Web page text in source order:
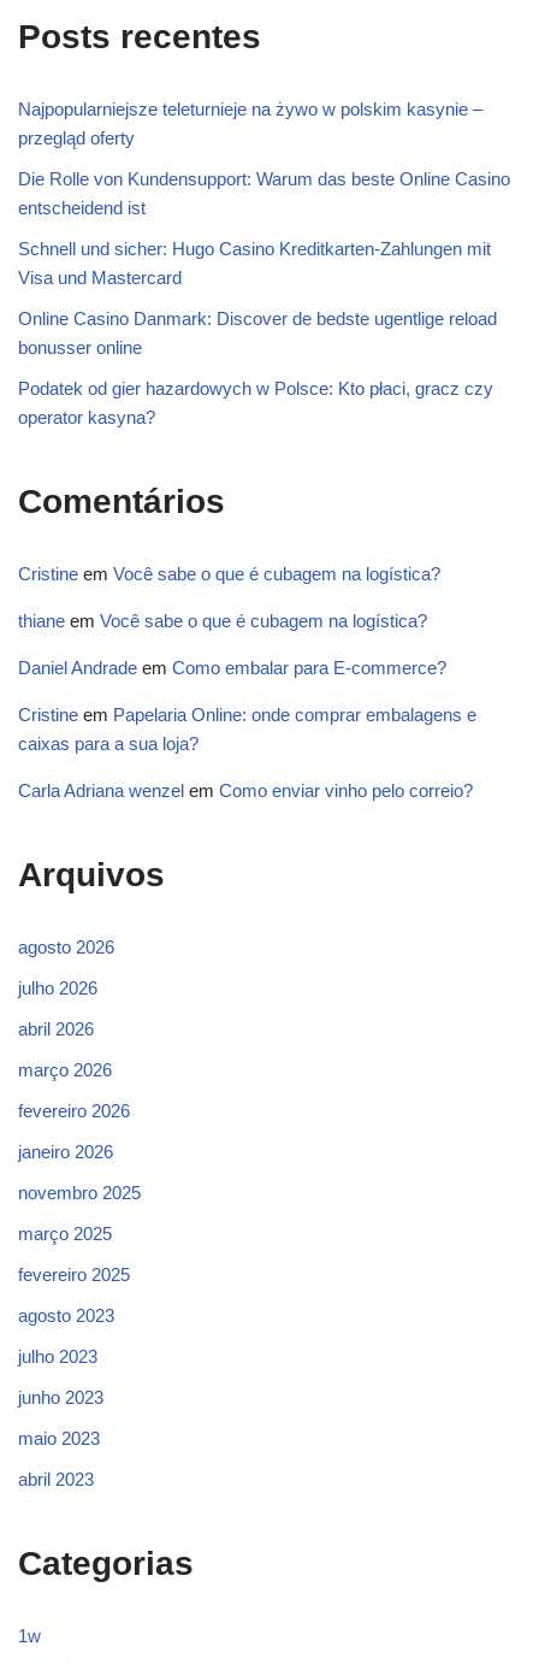
Posts recentes
Najpopularniejsze teleturnieje na żywo w polskim kasynie –
przegląd oferty
Die Rolle von Kundensupport: Warum das beste Online Casino
entscheidend ist
Schnell und sicher: Hugo Casino Kreditkarten-Zahlungen mit
Visa und Mastercard
Online Casino Danmark: Discover de bedste ugentlige reload
bonusser online
Podatek od gier hazardowych w Polsce: Kto płaci, gracz czy
operator kasyna?
Comentários
Cristine em Você sabe o que é cubagem na logística?
thiane em Você sabe o que é cubagem na logística?
Daniel Andrade em Como embalar para E-commerce?
Cristine em Papelaria Online: onde comprar embalagens e
caixas para a sua loja?
Carla Adriana wenzel em Como enviar vinho pelo correio?
Arquivos
agosto 2026
julho 2026
abril 2026
março 2026
fevereiro 2026
janeiro 2026
novembro 2025
março 2025
fevereiro 2025
agosto 2023
julho 2023
junho 2023
maio 2023
abril 2023
Categorias
1w